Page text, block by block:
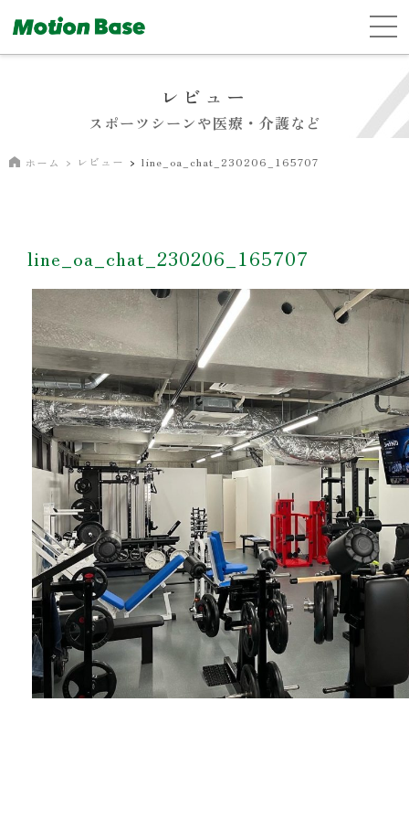
レビュー
スポーツシーンや医療・介護など
ホーム レビュー line_oa_chat_230206_165707
line_oa_chat_230206_165707